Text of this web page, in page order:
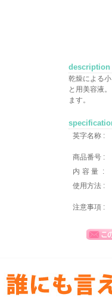
description
乾燥による
と用美容液
ます。
英字名称 :
商品番号 :
内容量 :
使用方法 :
注意事項 :